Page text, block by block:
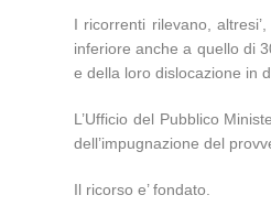
I ricorrenti rilevano,
inferiore anche a quello di
e della loro dislocazione in
L’Ufficio del Pubblico
dell’impugnazione del
Il ricorso e’ fondato.